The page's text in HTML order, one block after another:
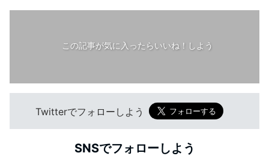
この記事が気に入ったらいいね！しよう
Twitterでフォローしよう
SNSでフォローしよう